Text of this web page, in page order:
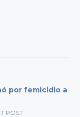
por femicidio a
POST